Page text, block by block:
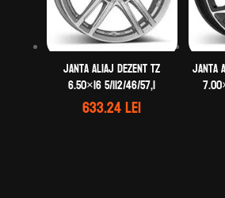
Janta aliaj DEZENT TZ
6.50×16 5/112/46/57,1
633.24lei
Janta